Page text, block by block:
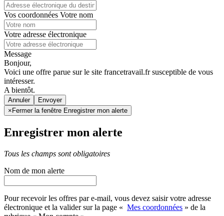
Vos coordonnées Votre nom
Votre adresse électronique
Message
Bonjour,
Voici une offre parue sur le site francetravail.fr susceptible de vous
intéresser.
A bientôt.
Annuler
× Fermer la fenêtre Enregistrer mon alerte
Enregistrer mon alerte
Tous les champs sont obligatoires
Nom de mon alerte
Pour recevoir les offres par e-mail, vous devez saisir votre adresse
électronique et la valider sur la page « Mes coordonnées » de la